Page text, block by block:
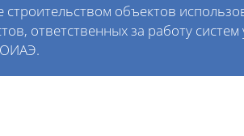
объектов
ответственных за работу
ОИАЭ.